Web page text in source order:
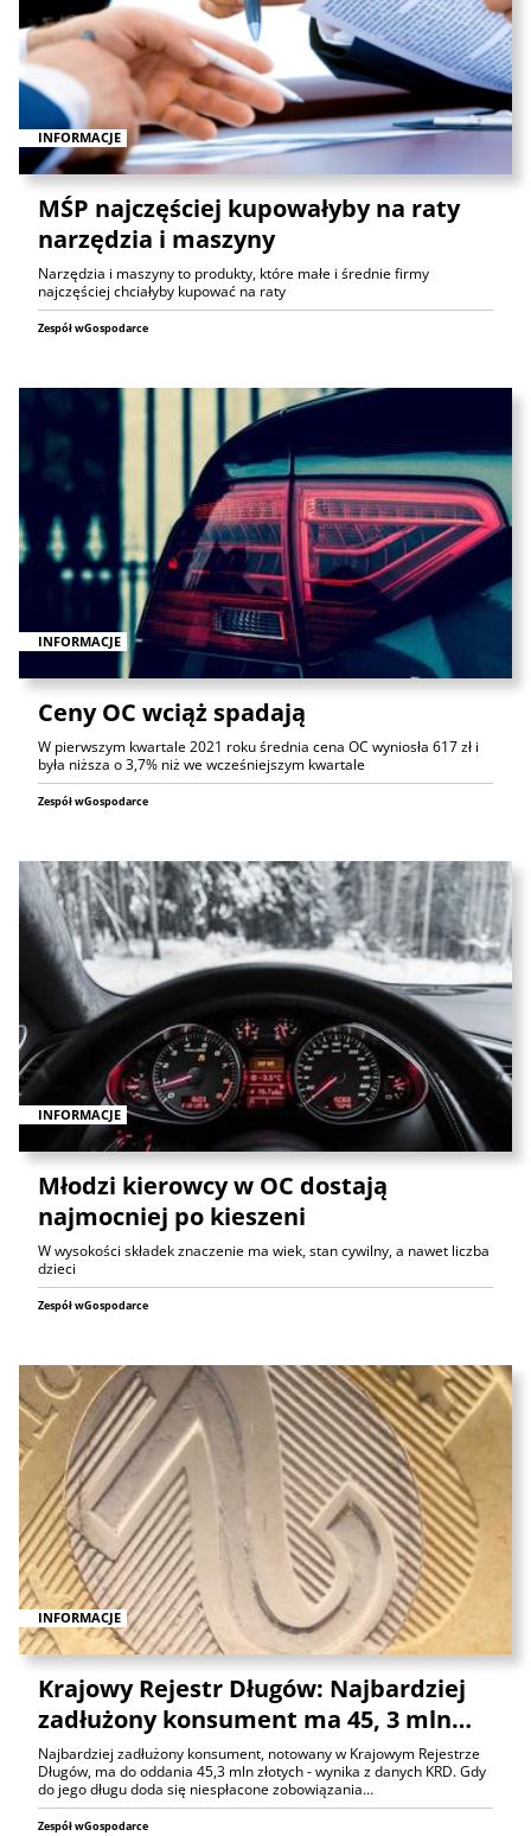
INFORMACJE
MŚP najczęściej kupowałyby na raty
narzędzia i maszyny
Narzędzia i maszyny to produkty, które małe i średnie firmy
najczęściej chciałyby kupować na raty
Zespół wGospodarce
INFORMACJE
Ceny OC wciąż spadają
W pierwszym kwartale 2021 roku średnia cena OC wyniosła 617 zł i
była niższa o 3,7% niż we wcześniejszym kwartale
Zespół wGospodarce
INFORMACJE
Młodzi kierowcy w OC dostają
najmocniej po kieszeni
W wysokości składek znaczenie ma wiek, stan cywilny, a nawet liczba
dzieci
Zespół wGospodarce
INFORMACJE
Krajowy Rejestr Długów: Najbardziej
zadłużony konsument ma 45, 3 mln…
Najbardziej zadłużony konsument, notowany w Krajowym Rejestrze
Długów, ma do oddania 45,3 mln złotych - wynika z danych KRD. Gdy
do jego długu doda się niespłacone zobowiązania…
Zespół wGospodarce